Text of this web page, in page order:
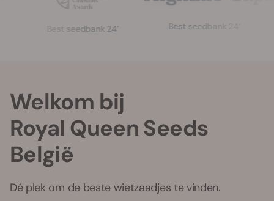
Best seedbank 24’ Best seedbank 24’
Welkom bij
Royal Queen Seeds
België
Dé plek om de beste wietzaadjes te vinden.